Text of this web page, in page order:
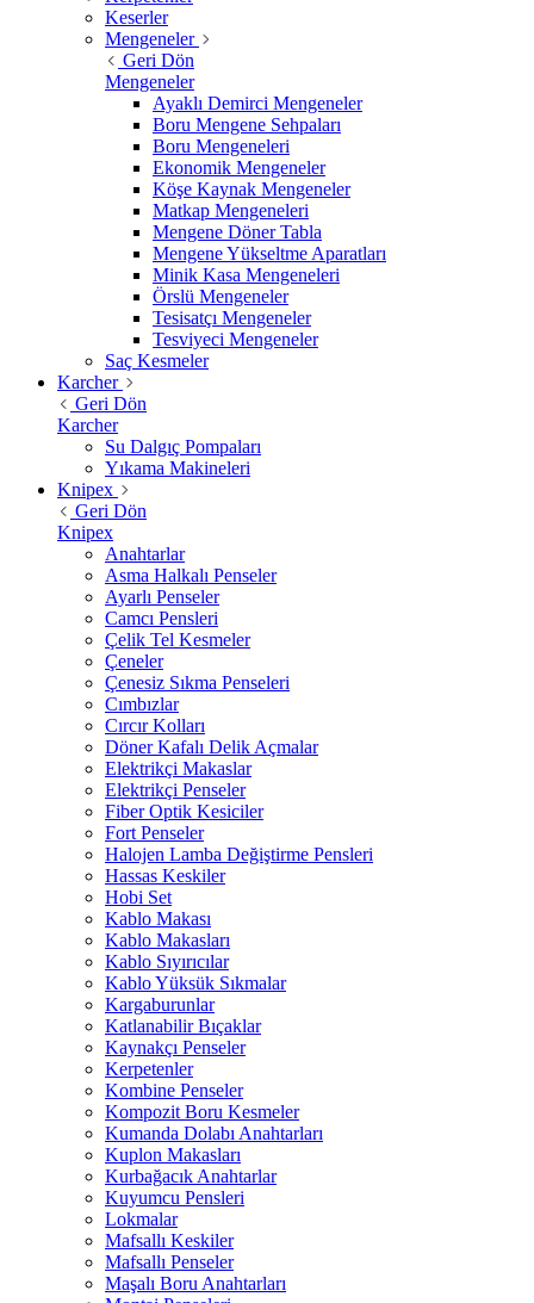
Keserler
Mengeneler
Geri Dön
Mengeneler
Ayaklı Demirci Mengeneler
Boru Mengene Sehpaları
Boru Mengeneleri
Ekonomik Mengeneler
Köşe Kaynak Mengeneler
Matkap Mengeneleri
Mengene Döner Tabla
Mengene Yükseltme Aparatları
Minik Kasa Mengeneleri
Örslü Mengeneler
Tesisatçı Mengeneler
Tesviyeci Mengeneler
Saç Kesmeler
Karcher
Geri Dön
Karcher
Su Dalgıç Pompaları
Yıkama Makineleri
Knipex
Geri Dön
Knipex
Anahtarlar
Asma Halkalı Penseler
Ayarlı Penseler
Camcı Pensleri
Çelik Tel Kesmeler
Çeneler
Çenesiz Sıkma Penseleri
Cımbızlar
Cırcır Kolları
Döner Kafalı Delik Açmalar
Elektrikçi Makaslar
Elektrikçi Penseler
Fiber Optik Kesiciler
Fort Penseler
Halojen Lamba Değiştirme Pensleri
Hassas Keskiler
Hobi Set
Kablo Makası
Kablo Makasları
Kablo Sıyırıcılar
Kablo Yüksük Sıkmalar
Kargaburunlar
Katlanabilir Bıçaklar
Kaynakçı Penseler
Kerpetenler
Kombine Penseler
Kompozit Boru Kesmeler
Kumanda Dolabı Anahtarları
Kuplon Makasları
Kurbağacık Anahtarlar
Kuyumcu Pensleri
Lokmalar
Mafsallı Keskiler
Mafsallı Penseler
Maşalı Boru Anahtarları